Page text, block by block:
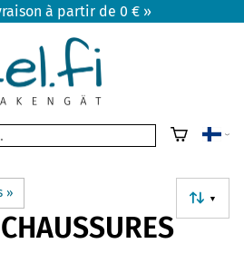
à partir de 0 € »
‪» ▼